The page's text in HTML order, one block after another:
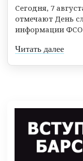
Сегодня, 7
отмечают День
информации ФСО
Читать далее